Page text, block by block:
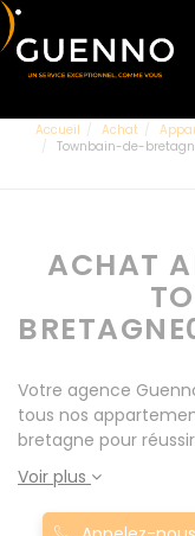
Accueil Achat
Townbain-de-
ACHAT
Votre agence
tous nos appartement à townbain-de-
bretagne pour
Consultez
également aux
Nos appartement
Voir plus